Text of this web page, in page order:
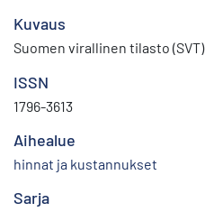
Kuvaus
Suomen virallinen tilasto (SVT)
ISSN
1796-3613
Aihealue
hinnat ja kustannukset
Sarja